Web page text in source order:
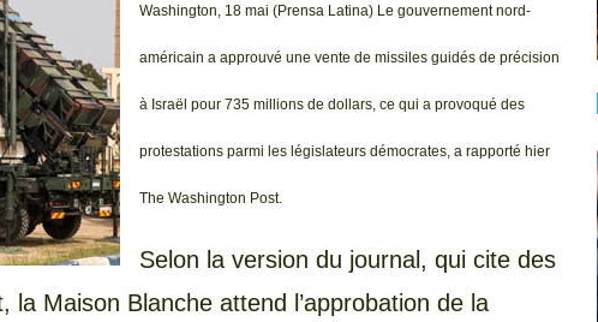
Washington, 18 mai (Prensa Latina) Le gouvernement nord-
américain a approuvé une vente de missiles guidés de précision
à Israël pour 735 millions de dollars, ce qui a provoqué des
protestations parmi les législateurs démocrates, a rapporté hier
The Washington Post.
Selon la version du journal, qui cite des
la Maison Blanche attend l’approbation de la